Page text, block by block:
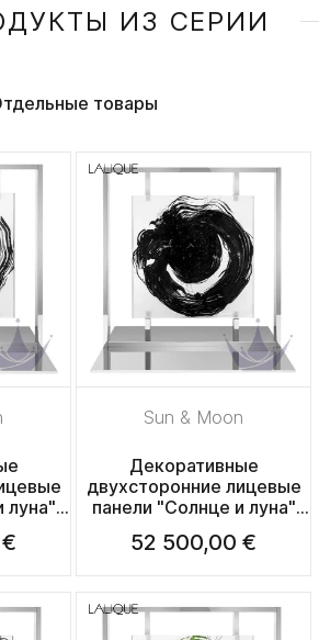
ИЗ СЕРИИ
товары
луна"
Sun & Moon
Декоративные
двухсторонние лицевые
панели "Солнце и луна"
52 500,00 €